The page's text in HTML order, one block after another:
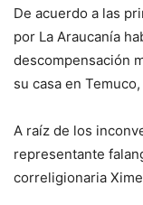
De acuerdo a las
por La Araucanía
descompensación
su casa en
A raíz de los
representante
correligionaria